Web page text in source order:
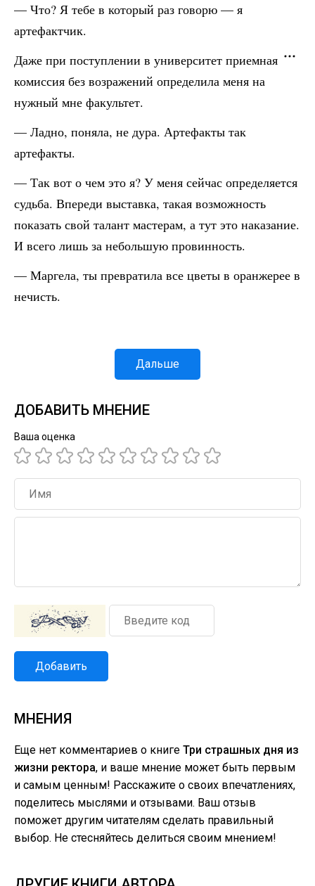
— Что? Я тебе в который раз говорю — я
артефактчик.
Даже при поступлении в университет приемная
комиссия без возражений определила меня на
нужный мне факультет.
— Ладно, поняла, не дура. Артефакты так
артефакты.
— Так вот о чем это я? У меня сейчас определяется
судьба. Впереди выставка, такая возможность
показать свой талант мастерам, а тут это наказание.
И всего лишь за небольшую провинность.
— Маргела, ты превратила все цветы в оранжерее в
нечисть.
Дальше
ДОБАВИТЬ МНЕНИЕ
Ваша оценка
Добавить
МНЕНИЯ
Еще нет комментариев о книге Три страшных дня из
жизни ректора, и ваше мнение может быть первым
и самым ценным! Расскажите о своих впечатлениях,
поделитесь мыслями и отзывами. Ваш отзыв
поможет другим читателям сделать правильный
выбор. Не стесняйтесь делиться своим мнением!